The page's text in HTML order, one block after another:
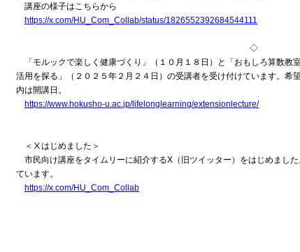
講座の様子はこちらから
https://x.com/HU_Com_Collab/status/1826552392684544111
◇
「モルックで楽しく健康づくり」（１０月１８日）と「おもしろ算数教
活用を探る」（２０２５年２月２４日）の受講者を受け付けています。
内は開講日。
https://www.hokusho-u.ac.jp/lifelonglearning/extensionlecture/
＜Ⅹはじめました＞
市民向け講座をタイムリーに紹介するX（旧ツイッター）をはじめまし
ています。
https://x.com/HU_Com_Collab